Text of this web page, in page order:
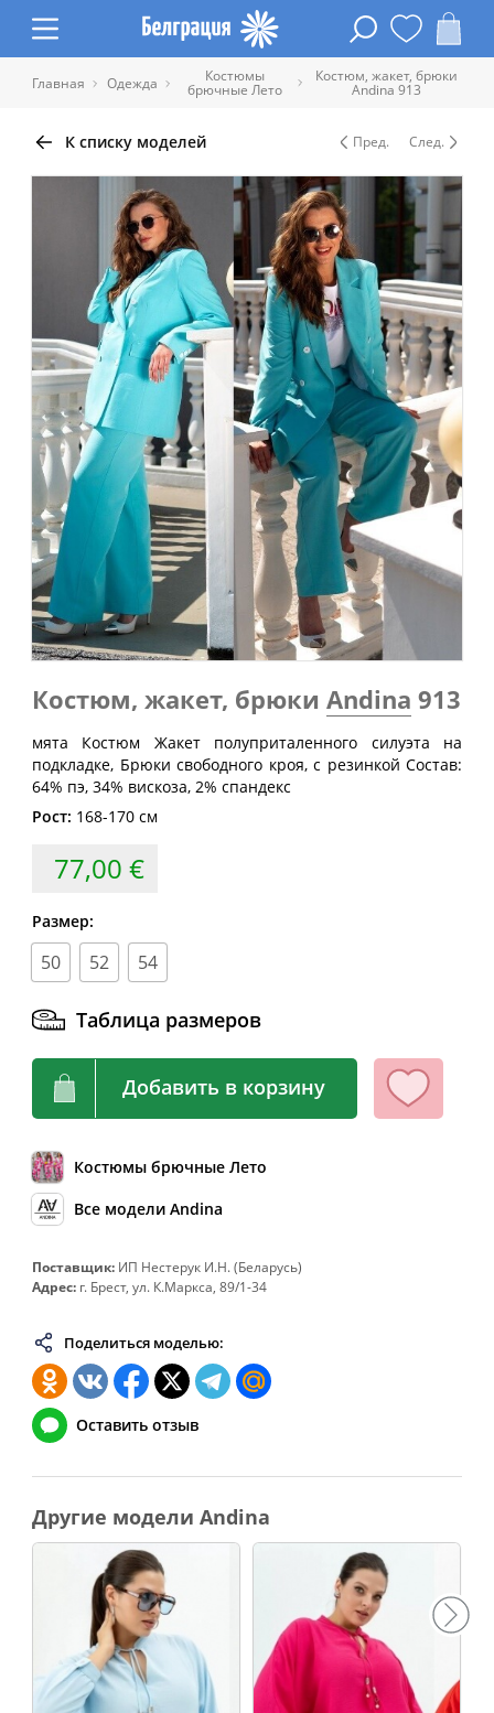
Главная Одежда Костюмы
брючные Лето
Костюм, жакет, брюки
Andina 913
Таблица размеров одежды
Размер
Обхват
груди
(см)
Обхват
талии
(см)
Обхват
бедер
(см)
40
60-64
88
42
84 64-68
92
44
88 68-72
96
46
92 72-76
100
50
100 80-84
108
52
104 84-88
56
60
62
64
128
66
132 112-116
140
68
136 116-120
144
72
144 124-128
148
78
156 136-140
82
164
К списку моделей Пред. След.
Костюм, жакет, брюки Andina 913
мята Костюм Жакет полуприталенного силуэта на
подкладке, Брюки свободного кроя, с резинкой Состав:
64% пэ, 34% вискоза, 2% спандекс
Рост: 168-170 см
77,00 €
Размер:
50 52 54
Таблица размеров
Добавить в корзину
Костюмы брючные Лето
Все модели Andina
Поставщик: ИП Нестерук И.Н. (Беларусь)
Адрес: г. Брест, ул. К.Маркса, 89/1-34
Поделиться моделью:
Оставить отзыв
Другие модели Andina